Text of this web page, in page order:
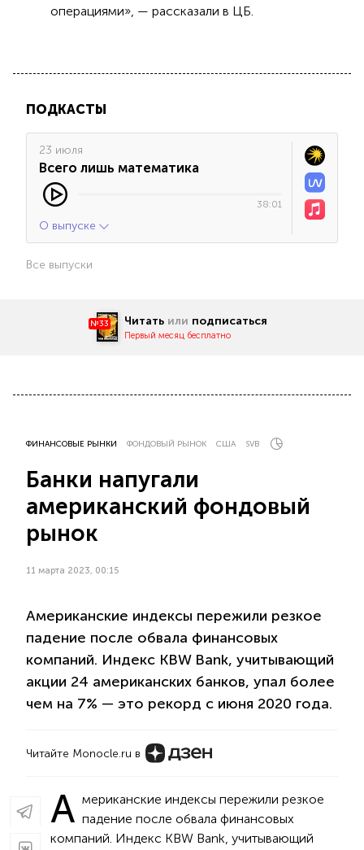
операциями», — рассказали в ЦБ.
ПОДКАСТЫ
23 июля
Всего лишь математика
38:01
О выпуске
Все выпуски
№33 Читать или подписаться
Первый месяц бесплатно
ФИНАНСОВЫЕ РЫНКИ ФОНДОВЫЙ РЫНОК США SVB
Банки напугали
американский фондовый
рынок
11 марта 2023, 00:15
Американские индексы пережили резкое
падение после обвала финансовых
компаний. Индекс KBW Bank, учитывающий
акции 24 американских банков, упал более
чем на 7% — это рекорд с июня 2020 года.
Читайте Monocle.ru в
А мериканские индексы пережили резкое
падение после обвала финансовых
компаний. Индекс KBW Bank, учитывающий